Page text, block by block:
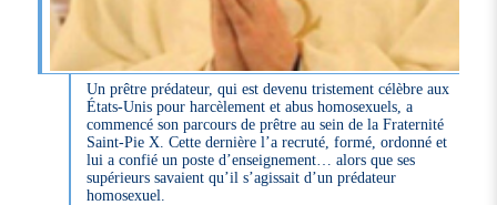
Un prêtre prédateur, qui est devenu tristement célèbre aux
États-Unis pour harcèlement et abus homosexuels, a
commencé son parcours de prêtre au sein de la Fraternité
Saint-Pie X. Cette dernière l’a recruté, formé, ordonné et
lui a confié un poste d’enseignement… alors que ses
supérieurs savaient qu’il s’agissait d’un prédateur
homosexuel.